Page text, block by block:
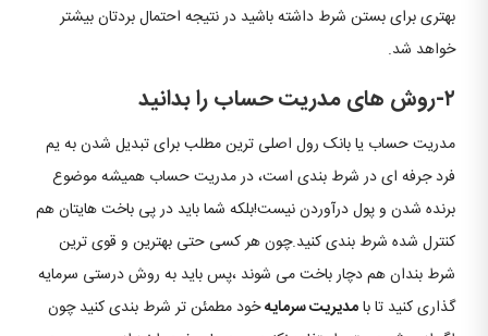
بهتری برای بستن شرط داشته باشید در نتیجه احتمال بردتان بیشتر
خواهد شد.
۲-روش های مدریت حساب را بدانید
مدریت حساب یا بانک رول اصلی ترین مطلب برای تبدیل شدن به یم
فرد جرفه ای در شرط بندی است، در مدریت حساب همیشه موضوع
برنده شدن و پول درآوردن نیست!بلکه شما باید در پی باخت هایتان هم
کنترل شده شرط بندی کنید.چون هر کسی حتی بهترین و قوی ترین
شرط بندان هم دچار باخت می شوند ،پس باید به روش درستی سرمایه
گذاری کنید تا بامدیریت سرمایهخود مطمئن تر شرط بندی کنید چون